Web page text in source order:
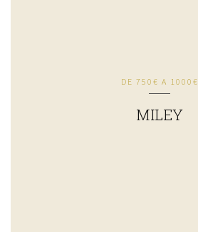
DE 750€ A 1000€
MILEY